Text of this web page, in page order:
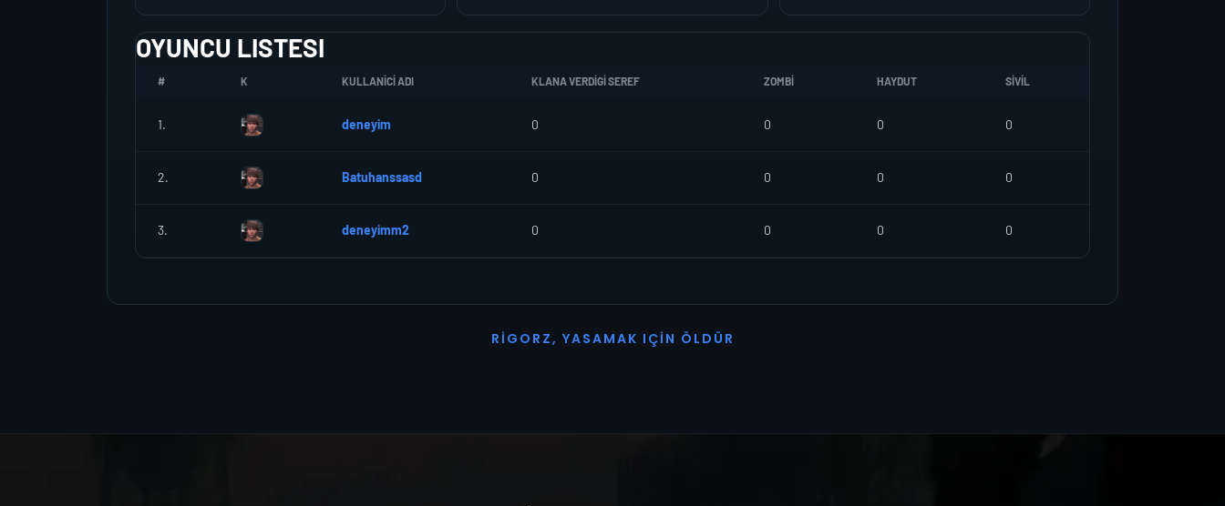
OYUNCU LISTESI
# K KULLANICI ADI KLANA VERDIGI SEREF ZOMBI HAYDUT SIVIL
1. deneyim 0 0 0 0
2. Batuhanssasd 0 0 0 0
3. deneyimm2 0 0 0 0
R I G O R Z, YASAMAK I ÇI N Ö L D Ü R